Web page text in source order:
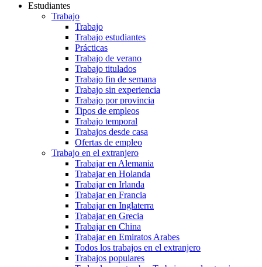
Estudiantes
Trabajo
Trabajo
Trabajo estudiantes
Prácticas
Trabajo de verano
Trabajo titulados
Trabajo fin de semana
Trabajo sin experiencia
Trabajo por provincia
Tipos de empleos
Trabajo temporal
Trabajos desde casa
Ofertas de empleo
Trabajo en el extranjero
Trabajar en Alemania
Trabajar en Holanda
Trabajar en Irlanda
Trabajar en Francia
Trabajar en Inglaterra
Trabajar en Grecia
Trabajar en China
Trabajar en Emiratos Arabes
Todos los trabajos en el extranjero
Trabajos populares